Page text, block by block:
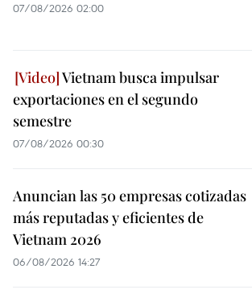
07/08/2026 02:00
Vietnam busca impulsar
exportaciones en el segundo
semestre
07/08/2026 00:30
Anuncian las 50 empresas cotizadas
más reputadas y eficientes de
Vietnam 2026
06/08/2026 14:27